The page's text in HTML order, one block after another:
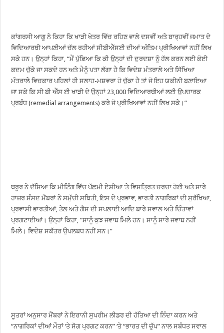
ਕਾਂਗਰਸੀ ਆਗੂ ਨੇ ਕਿਹਾ ਕਿ ਖਾੜੀ ਖੇਤਰ ਵਿੱਚ ਰਹਿਣ ਵਾਲੇ ਦਸਵੀਂ ਅਤੇ ਬਾਰ੍ਹਵੀਂ ਜਮਾਤ ਦੇ
ਵਿਦਿਆਰਥੀ ਆਪਣੀਆਂ ਚੱਲ ਰਹੀਆਂ ਸੀਬੀਐੱਸਈ ਦੀਆਂ ਅੰਤਿਮ ਪ੍ਰੀਖਿਆਵਾਂ ਨਹੀਂ ਲਿਖ
ਸਕੇ ਹਨ। ਉਨ੍ਹਾਂ ਕਿਹਾ, “ਮੈਂ ਪੁੱਛਿਆ ਕਿ ਕੀ ਉਨ੍ਹਾਂ ਦੀ ਦੁਰਦਸ਼ਾ ਨੂੰ ਹੱਲ ਕਰਨ ਲਈ ਕੋਈ
ਕਦਮ ਚੁੱਕੇ ਜਾ ਸਕਦੇ ਹਨ ਅਤੇ ਮੈਨੂੰ ਪਤਾ ਲੱਗਾ ਹੈ ਕਿ ਵਿਦੇਸ਼ ਮੰਤਰਾਲੇ ਅਤੇ ਸਿੱਖਿਆ
ਮੰਤਰਾਲੇ ਵਿਚਕਾਰ ਪਹਿਲਾਂ ਹੀ ਸਲਾਹ-ਮਸ਼ਵਰਾ ਹੋ ਚੁੱਕਾ ਹੈ ਤਾਂ ਜੋ ਇਹ ਯਕੀਨੀ ਬਣਾਇਆ
ਜਾ ਸਕੇ ਕਿ ਸੀ ਬੀ ਐੱਸ ਈ ਖਾੜੀ ਦੇ ਉਨ੍ਹਾਂ 23,000 ਵਿਦਿਆਰਥੀਆਂ ਲਈ ਉਪਚਾਰਕ
ਪ੍ਰਬੰਧ (remedial arrangements) ਕਰੇ ਜੋ ਪ੍ਰੀਖਿਆਵਾਂ ਨਹੀਂ ਲਿਖ ਸਕੇ।”
ਥਰੂਰ ਨੇ ਦੱਸਿਆ ਕਿ ਮੀਟਿੰਗ ਵਿੱਚ ਪੱਛਮੀ ਏਸ਼ੀਆ ‘ਤੇ ਵਿਸਤ੍ਰਿਤ ਚਰਚਾ ਹੋਈ ਅਤੇ ਸਾਰੇ
ਹਾਜ਼ਰ ਸੰਸਦ ਮੈਂਬਰਾਂ ਨੇ ਸਮੁੱਚੀ ਸਥਿਤੀ, ਇਸ ਦੇ ਪ੍ਰਭਾਵ, ਭਾਰਤੀ ਨਾਗਰਿਕਾਂ ਦੀ ਸੁਰੱਖਿਆ,
ਪ੍ਰਵਾਸੀ ਭਾਰਤੀਆਂ, ਤੇਲ ਅਤੇ ਗੈਸ ਦੀ ਸਪਲਾਈ ਆਦਿ ਬਾਰੇ ਸਵਾਲ ਅਤੇ ਚਿੰਤਾਵਾਂ
ਪ੍ਰਗਟਾਈਆਂ। ਉਨ੍ਹਾਂ ਕਿਹਾ, “ਸਾਨੂੰ ਕੁਝ ਜਵਾਬ ਮਿਲੇ ਹਨ। ਸਾਨੂੰ ਸਾਰੇ ਜਵਾਬ ਨਹੀਂ
ਮਿਲੇ। ਵਿਦੇਸ਼ ਸਕੱਤਰ ਉਪਲਬਧ ਨਹੀਂ ਸਨ।”
ਸੂਤਰਾਂ ਅਨੁਸਾਰ ਮੈਂਬਰਾਂ ਨੇ ਇਰਾਨੀ ਸੁਪਰੀਮ ਲੀਡਰ ਦੀ ਹੱਤਿਆ ਦੀ ਨਿੰਦਾ ਕਰਨ ਅਤੇ
“ਨਾਗਰਿਕਾਂ ਦੀਆਂ ਮੌਤਾਂ ‘ਤੇ ਸੋਗ ਪ੍ਰਗਟ ਕਰਨ” ‘ਤੇ “ਭਾਰਤ ਦੀ ਚੁੱਪ” ਨਾਲ ਸਬੰਧਤ ਸਵਾਲ